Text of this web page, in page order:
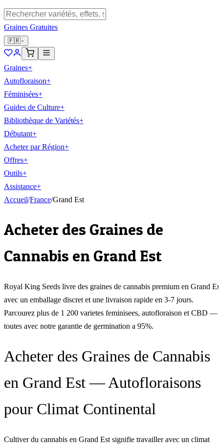
Graines Gratuites
🇫🇷
Graines+
Autofloraison+
Féminisées+
Guides de Culture+
Bibliothèque de Variétés+
Débutant+
Acheter par Région+
Offres+
Outils+
Assistance+
Accueil/France/Grand Est
Acheter des Graines de
Cannabis en Grand Est
Royal King Seeds livre des graines de cannabis premium en Grand
avec un emballage discret et une livraison rapide en 3-7 jours.
Parcourez plus de 1 200 varietes feminisees, autofloraison et CBD —
toutes avec notre garantie de germination a 95%.
Acheter des Graines de Cannabis
en Grand Est — Autofloraisons
pour Climat Continental
Cultiver du cannabis en Grand Est signifie travailler avec un climat